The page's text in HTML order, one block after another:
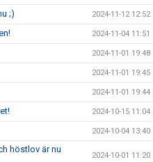
;) 2024-11-12 12:52
2024-11-04 11:51
2024-11-01 19:48
2024-11-01 19:45
2024-11-01 19:44
2024-10-15 11:04
2024-10-04 13:40
höstlov är nu
2024-10-01 11:20